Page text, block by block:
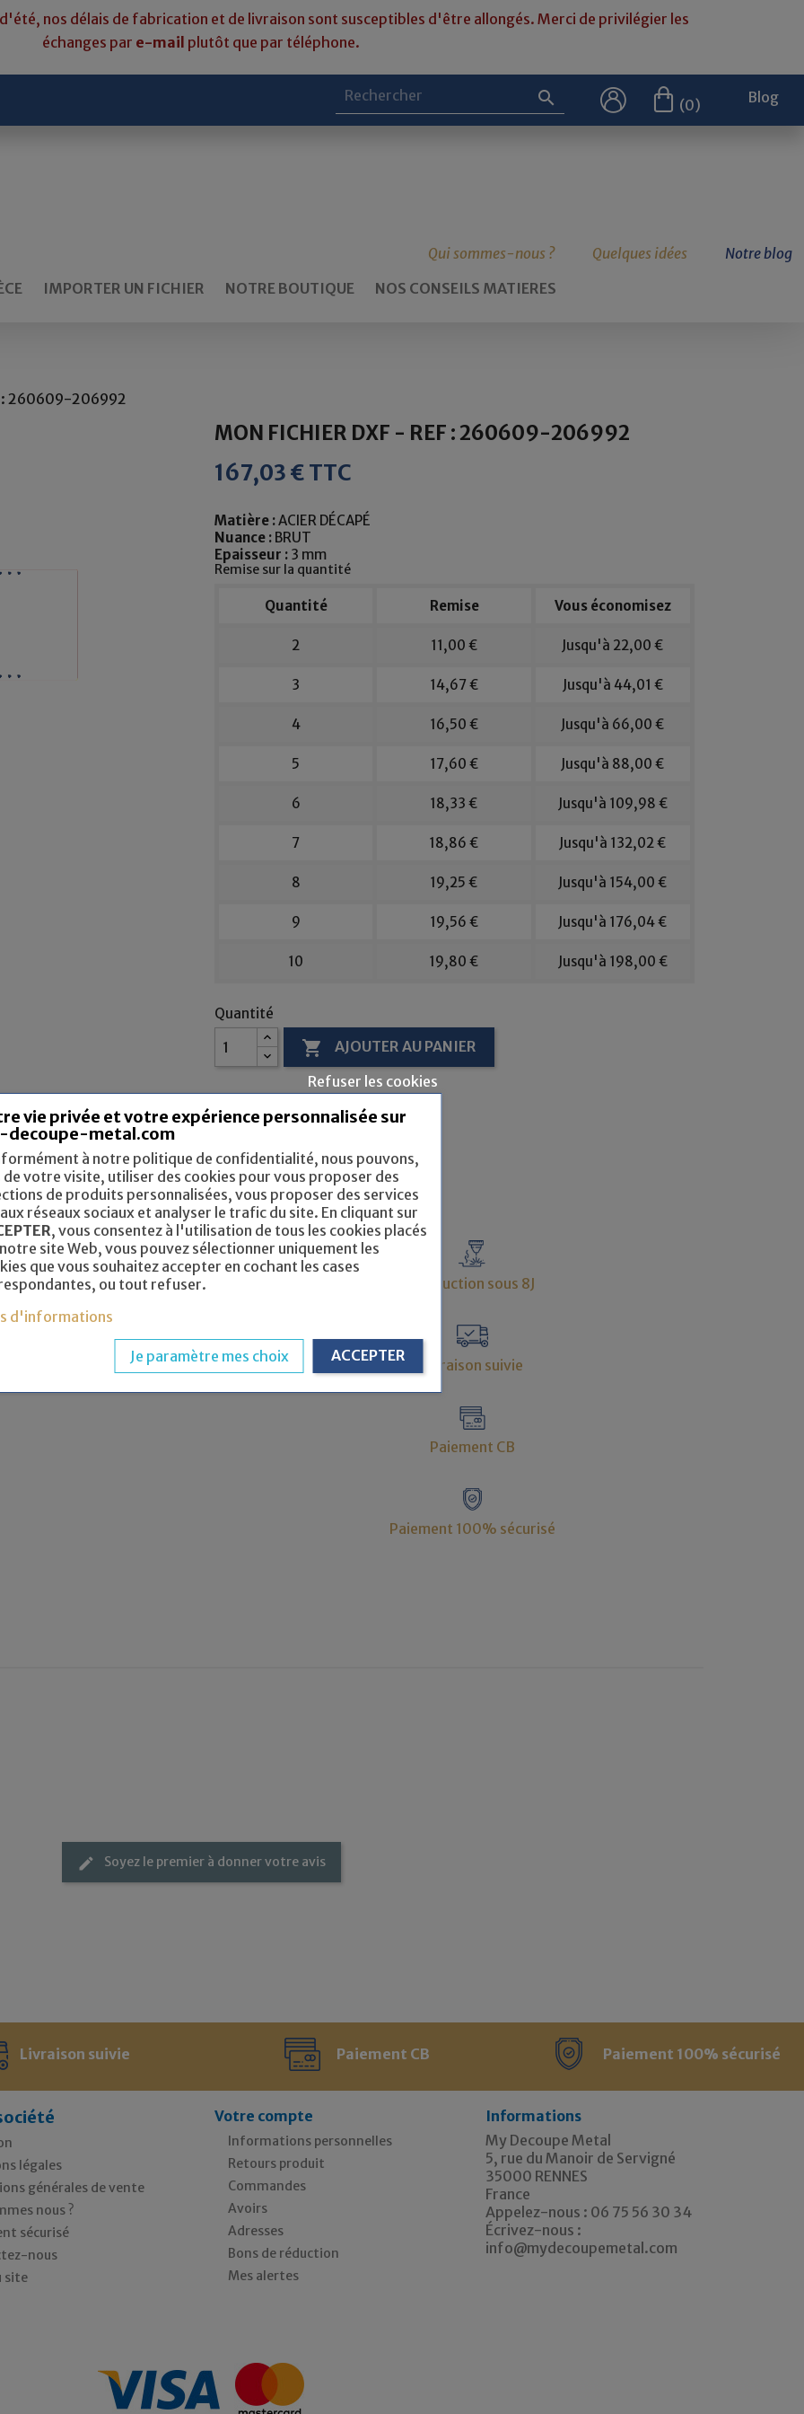
d'été, nos délais de fabrication et de livraison sont susceptibles d'être allongés. Merci de privilégier les
échanges par e-mail plutôt que par téléphone.
 (0) Blog
Qui sommes-nous ? Quelques idées
Notre blog
IMPORTER UN FICHIER NOTRE BOUTIQUE NOS CONSEILS MATIERES
: 260609-206992
MON FICHIER DXF - REF : 260609-206992
167,03 € TTC
Matière :ACIER DÉCAPÉ
Nuance : BRUT
Epaisseur : 3 mm
Remise sur la quantité
Quantité Remise Vous économisez
2 11,00 € Jusqu'à 22,00 €
3 14,67 € Jusqu'à 44,01 €
4 16,50 € Jusqu'à 66,00 €
5 17,60 € Jusqu'à 88,00 €
6 18,33 € Jusqu'à 109,98 €
7 18,86 € Jusqu'à 132,02 €
8 19,25 € Jusqu'à 154,00 €
9 19,56 € Jusqu'à 176,04 €
10 19,80 € Jusqu'à 198,00 €
Quantité
 AJOUTER AU PANIER
Partager
edit Donnez votre avis
Production sous 8J
Livraison suivie
Paiement CB
Paiement 100% sécurisé
edit Soyez le premier à donner votre avis
Livraison suivie Paiement CB Paiement 100% sécurisé
légales
générales de vente
nous ?
sécurisé
nous
site
Votre compte
Informations personnelles
Retours produit
Commandes
Avoirs
Adresses
Bons de réduction
Mes alertes
Informations
My Decoupe Metal
5, rue du Manoir de Servigné
35000 RENNES
France
Appelez-nous : 06 75 56 30 34
Écrivez-nous :
info@mydecoupemetal.com
Refuser les cookies
vie privée et votre expérience personnalisée sur
decoupe-metal.com
à notre politique de confidentialité, nous pouvons,
de votre visite, utiliser des cookies pour vous proposer des
de produits personnalisées, vous proposer des services
réseaux sociaux et analyser le trafic du site. En cliquant sur
, vous consentez à l'utilisation de tous les cookies placés
site Web, vous pouvez sélectionner uniquement les
que vous souhaitez accepter en cochant les cases
ou tout refuser.
d'informations
Je paramètre mes choix ACCEPTER